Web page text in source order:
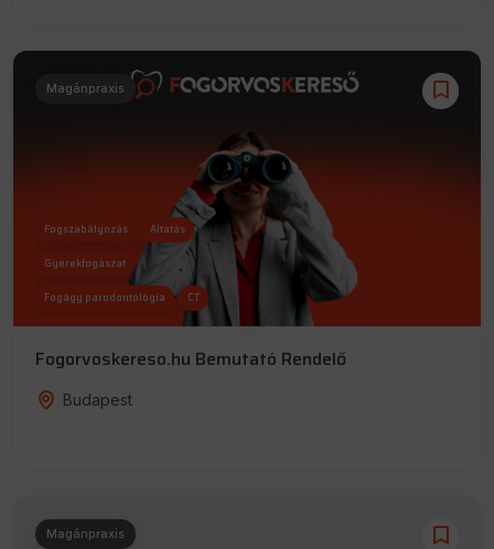
Magánpraxis
Fogszabályozás Altatás
Gyerekfogászat
Fogágy parodontológia CT
Fogorvoskereso.hu Bemutató Rendelő
Budapest
Magánpraxis